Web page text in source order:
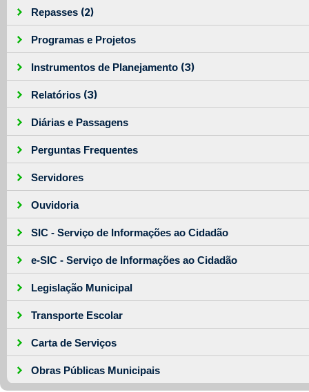
Repasses (2)
Programas e Projetos
Instrumentos de Planejamento (3)
Relatórios (3)
Diárias e Passagens
Perguntas Frequentes
Servidores
Ouvidoria
SIC - Serviço de Informações ao Cidadão
e-SIC - Serviço de Informações ao Cidadão
Legislação Municipal
Transporte Escolar
Carta de Serviços
Obras Públicas Municipais